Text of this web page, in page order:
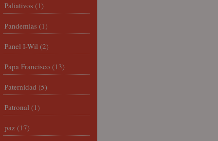
Paliativos (1)
Pandemias (1)
Panel I-Wil (2)
Papa Francisco (13)
Paternidad (5)
Patronal (1)
paz (17)